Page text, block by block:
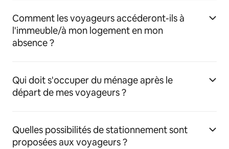
Comment les voyageurs accéderont-ils à
l'immeuble/à mon logement en mon
absence ?
Qui doit s'occuper du ménage après le
départ de mes voyageurs ?
Quelles possibilités de stationnement sont
proposées aux voyageurs ?